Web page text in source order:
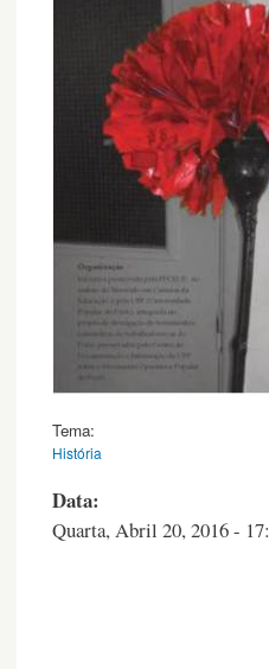
Tema:
História
Data:
Quarta, Abril 20, 2016 -